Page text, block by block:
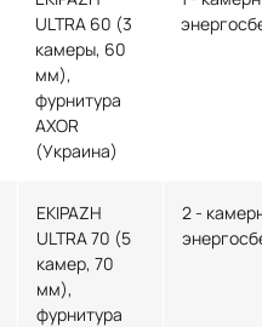
ULTRA 60 (3
камеры, 60
мм),
фурнитура
AXOR
(Украина)
EKIPAZH
ULTRA 70 (5
камер, 70
мм),
фурнитура
2 -